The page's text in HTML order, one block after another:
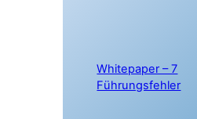
Whitepaper – 7
Führungsfehler